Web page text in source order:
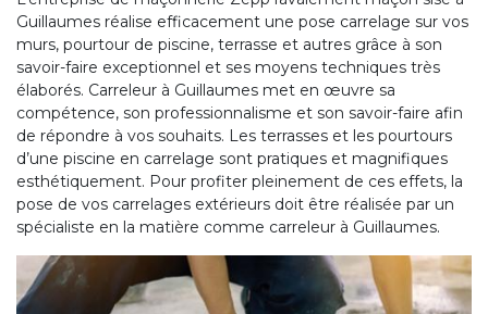
Guillaumes réalise efficacement une pose carrelage sur vos
murs, pourtour de piscine, terrasse et autres grâce à son
savoir-faire exceptionnel et ses moyens techniques très
élaborés. Carreleur à Guillaumes met en œuvre sa
compétence, son professionnalisme et son savoir-faire afin
de répondre à vos souhaits. Les terrasses et les pourtours
d’une piscine en carrelage sont pratiques et magnifiques
esthétiquement. Pour profiter pleinement de ces effets, la
pose de vos carrelages extérieurs doit être réalisée par un
spécialiste en la matière comme carreleur à Guillaumes.